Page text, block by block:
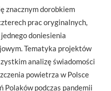
znacznym dorobkiem
prac oryginalnych,
doniesienia
Tematyka projektów
analizę świadomości
powietrza w Polsce
Polaków podczas pandemii